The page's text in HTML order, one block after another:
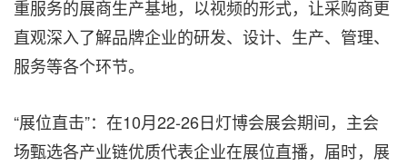
重服务的展商生产基地，以视频的形式，让采购商更
直观深入了解品牌企业的研发、设计、生产、管理、
服务等各个环节。
“展位直击”：在10月22-26日灯博会展会期间，主会
场甄选各产业链优质代表企业在展位直播，届时，展